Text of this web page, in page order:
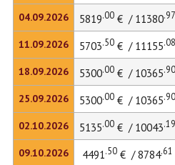
04.09.2026
11.09.2026
18.09.2026
25.09.2026
02.10.2026
09.10.2026
5819.00€ / 11380.97
5703.50€ / 11155.08
5300.00€ / 10365.90
5300.00€ / 10365.90
5135.00€ / 10043.19
4491.50€ / 8784.61